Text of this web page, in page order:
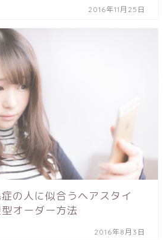
2016年11月25日
症の人に似合うヘアスタイ
オーダー方法
2016年8月3日